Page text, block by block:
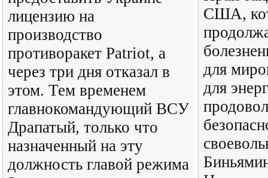
лицензию на
производство
противоракет Patriot, а
через три дня отказал в
этом. Тем временем
главнокомандующий ВСУ
Драпатый, только что
назначенный на эту
должность главой режима
США,
для
для